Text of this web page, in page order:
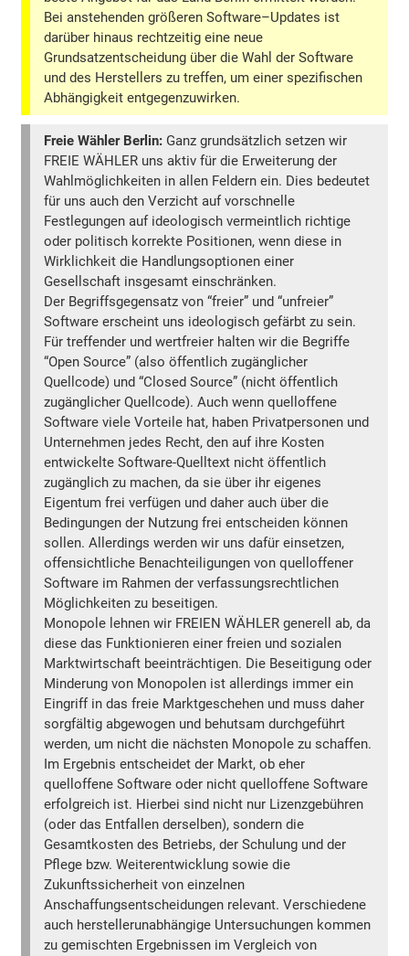
Bei anstehenden größeren Software–Updates ist
darüber hinaus rechtzeitig eine neue
Grundsatzentscheidung über die Wahl der Software
und des Herstellers zu treffen, um einer spezifischen
Abhängigkeit entgegenzuwirken.
Freie Wähler Berlin: Ganz grundsätzlich setzen wir
FREIE WÄHLER uns aktiv für die Erweiterung der
Wahlmöglichkeiten in allen Feldern ein. Dies bedeutet
für uns auch den Verzicht auf vorschnelle
Festlegungen auf ideologisch vermeintlich richtige
oder politisch korrekte Positionen, wenn diese in
Wirklichkeit die Handlungsoptionen einer
Gesellschaft insgesamt einschränken.
Der Begriffsgegensatz von “freier” und “unfreier”
Software erscheint uns ideologisch gefärbt zu sein.
Für treffender und wertfreier halten wir die Begriffe
“Open Source” (also öffentlich zugänglicher
Quellcode) und “Closed Source” (nicht öffentlich
zugänglicher Quellcode). Auch wenn quelloffene
Software viele Vorteile hat, haben Privatpersonen und
Unternehmen jedes Recht, den auf ihre Kosten
entwickelte Software-Quelltext nicht öffentlich
zugänglich zu machen, da sie über ihr eigenes
Eigentum frei verfügen und daher auch über die
Bedingungen der Nutzung frei entscheiden können
sollen. Allerdings werden wir uns dafür einsetzen,
offensichtliche Benachteiligungen von quelloffener
Software im Rahmen der verfassungsrechtlichen
Möglichkeiten zu beseitigen.
Monopole lehnen wir FREIEN WÄHLER generell ab, da
diese das Funktionieren einer freien und sozialen
Marktwirtschaft beeinträchtigen. Die Beseitigung oder
Minderung von Monopolen ist allerdings immer ein
Eingriff in das freie Marktgeschehen und muss daher
sorgfältig abgewogen und behutsam durchgeführt
werden, um nicht die nächsten Monopole zu schaffen.
Im Ergebnis entscheidet der Markt, ob eher
quelloffene Software oder nicht quelloffene Software
erfolgreich ist. Hierbei sind nicht nur Lizenzgebühren
(oder das Entfallen derselben), sondern die
Gesamtkosten des Betriebs, der Schulung und der
Pflege bzw. Weiterentwicklung sowie die
Zukunftssicherheit von einzelnen
Anschaffungsentscheidungen relevant. Verschiedene
auch herstellerunabhängige Untersuchungen kommen
zu gemischten Ergebnissen im Vergleich von